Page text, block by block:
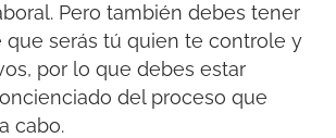
Pero también debes tener
que serás tú quien te controle y
por lo que debes estar
del proceso que
cabo.